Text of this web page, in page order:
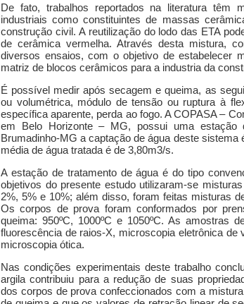
De fato, trabalhos reportados na literatura têm
industriais como constituintes de massas
construção civil. A reutilização do lodo das ETA
de cerâmica vermelha. Através desta mistura,
diversos ensaios, com o objetivo de estabelecer
matriz de blocos cerâmicos para a industria da
É possível medir após secagem e queima, as
ou volumétrica, módulo de tensão ou ruptura à
específica aparente, perda ao fogo. A COPASA –
em Belo Horizonte – MG, possui uma estação
Brumadinho-MG a captação de água deste sistema
média de água tratada é de 3,80m3/s.
A estação de tratamento de água é do tipo
objetivos do presente estudo utilizaram-se
2%, 5% e 10%; além disso, foram feitas misturas
Os corpos de prova foram conformados por
queima: 950ºC, 1000ºC e 1050ºC. As amostras
fluorescência de raios-X, microscopia eletrônica
microscopia ótica.
Nas condições experimentais deste trabalho
argila contribuiu para a redução de suas
dos corpos de prova confeccionados com a